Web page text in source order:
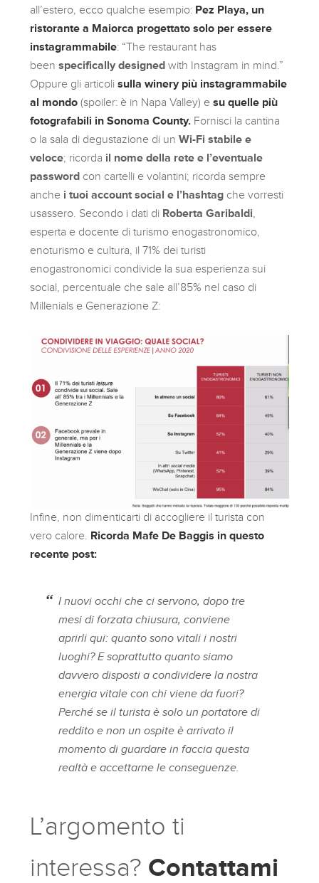
all’estero, ecco qualche esempio: Pez Playa, un
ristorante a Maiorca progettato solo per essere
instagrammabile: “The restaurant has
beenspecifically designed with Instagram in mind.”
Oppure gli articolisulla winery più instagrammabile
al mondo(spoiler: è in Napa Valley) esu quelle più
fotografabili in Sonoma County. Fornisci la cantina
o la sala di degustazione di unWi-Fi stabile e
veloce; ricorda il nome della rete e l’eventuale
password con cartelli e volantini; ricorda sempre
anche i tuoi account social e l’hashtag che vorresti
usassero. Secondo i dati di Roberta Garibaldi
esperta e docente di turismo enogastronomico,
enoturismo e cultura, il 71% dei turisti
enogastronomici condivide la sua esperienza sui
social, percentuale che sale all’85% nel caso di
Millenials e Generazione Z:
Infine, non dimenticarti di accogliere il turista con
vero calore. Ricorda Mafe De Baggis in questo
recente post:
I nuovi occhi che ci servono, dopo tre
mesi di forzata chiusura, conviene
aprirli qui: quanto sono vitali i nostri
luoghi? E soprattutto quanto siamo
davvero disposti a condividere la nostra
energia vitale con chi viene da fuori?
Perché se il turista è solo un portatore di
reddito e non un ospite è arrivato il
momento di guardare in faccia questa
realtà e accettarne le conseguenze.
L’argomento ti
interessa? Contattami